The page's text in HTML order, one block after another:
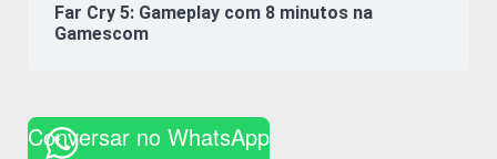
Far Cry 5: Gameplay com 8 minutos na
Gamescom
Conversar no WhatsApp